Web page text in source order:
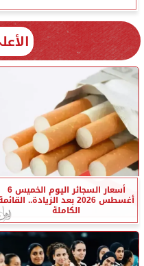
أسعار السجائر اليوم الخميس 6
أغسطس 2026 بعد الزيادة..
الكاملة